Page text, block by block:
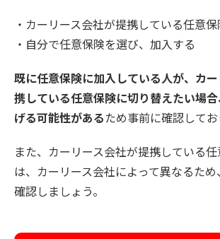
・カーリース会社が提携している任意
・自分で任意保険を選び、加入する
既に任意保険に加入している人が、カ
携している任意保険に切り替えたい場
げる可能性があるため事前に確認してお
また、カーリース会社が提携している
は、カーリース会社によって異なるた
確認しましょう。